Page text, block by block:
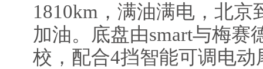
1810km，满油满电，北
加油。底盘由smart与梅赛
校，配合4挡智能可调电